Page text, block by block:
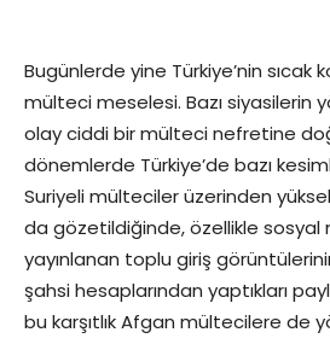
Bugünlerde yine Türkiye’nin sıcak
mülteci meselesi. Bazı siyasilerin
olay ciddi bir mülteci nefretine
dönemlerde Türkiye’de bazı
Suriyeli mülteciler üzerinden
da gözetildiğinde, özellikle sosyal
yayınlanan toplu giriş
şahsi hesaplarından yaptıkları
bu karşıtlık Afgan mültecilere de